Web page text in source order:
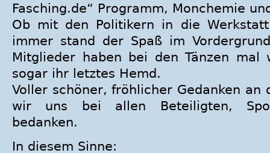
Fasching.de“ Programm, Monchemie
Ob mit den Politikern in die
immer stand der Spaß im
Mitglieder haben bei den Tänzen mal
sogar ihr letztes Hemd.
Voller schöner, fröhlicher Gedanken an
wir uns bei allen Beteiligten,
bedanken.
In diesem Sinne: